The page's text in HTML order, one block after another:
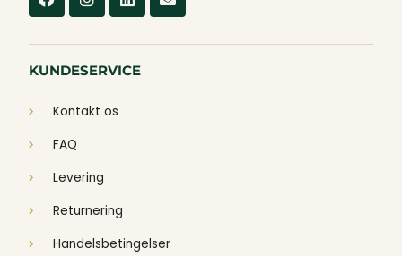
KUNDESERVICE
Kontakt os
FAQ
Levering
Returnering
Handelsbetingelser